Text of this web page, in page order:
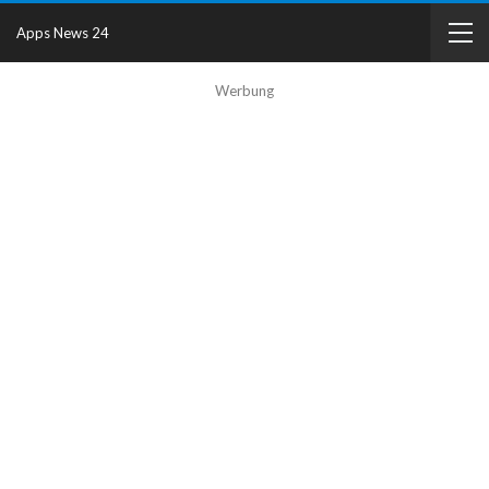
Werbung
Apps News 24